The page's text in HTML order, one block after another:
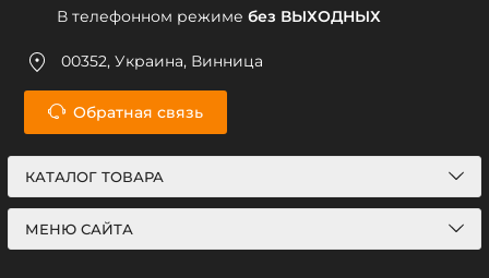
В телефонном режиме без ВЫХОДНЫХ
00352, Украина, Винница
Обратная связь
КАТАЛОГ ТОВАРА
МЕНЮ САЙТА